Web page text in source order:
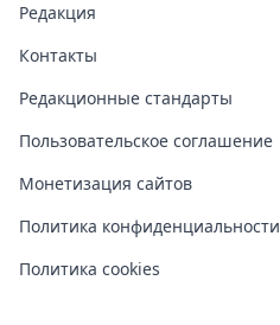
Редакция
Контакты
Редакционные стандарты
Пользовательское соглашение
Монетизация сайтов
Политика конфиденциальности
Политика cookies